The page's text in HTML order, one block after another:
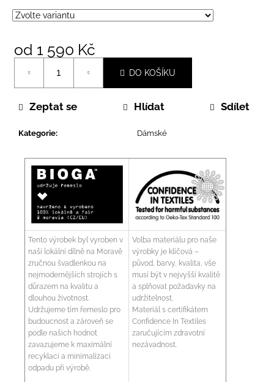
od 1 590 Kč
cena:
DO KOŠÍKU
Kategorie: Dámské
Zeptat se Hlídat Sdílet
Tento výrobek byl vyroben v
naší lokální dílně na Moravě
zručnou švadlenkou na
nejmodernějších strojích s
důrazem na kvalitu a
dlouhou životnost.
Udržujeme tím řemeslo pro
budoucnost a zároveň se
podle našich hodnot
zavazujeme k maximální
recyklaci a minimalizaci
odpadu při výrobě.
Volba materiálu pro naše
výrobky je klíčová –
původ, barvy, kvalita, vše
musí být v nejvyšší kvalitě
a splňovat požadavky na
udržitelnost.
Materiál s certifikátem
Confidence In Textiles
zaručujícím zdravotní
nezávadnost.